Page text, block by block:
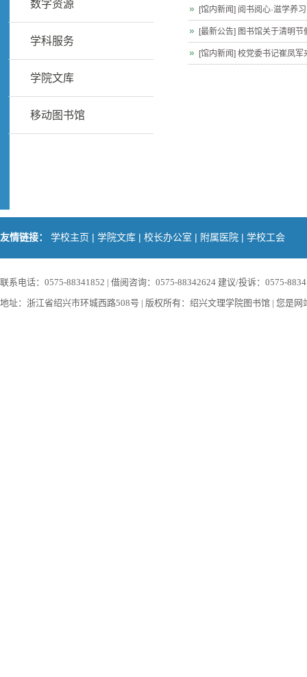
[馆内新闻] 阅书阅心·滋学养
[最新公告] 图书馆关于清明
[馆内新闻] 校党委书记崔凤军
数字资源
学科服务
学院文库
移动图书馆
友情链接： 学校主页 | 学院文库 | 校长办公室 | 附属医院 | 学校工会
联系电话：0575-88341852 | 借阅咨询：0575-88342624 建议/投诉：0575-
地址：浙江省绍兴市环城西路508号 | 版权所有：绍兴文理学院图书馆 | 您是网